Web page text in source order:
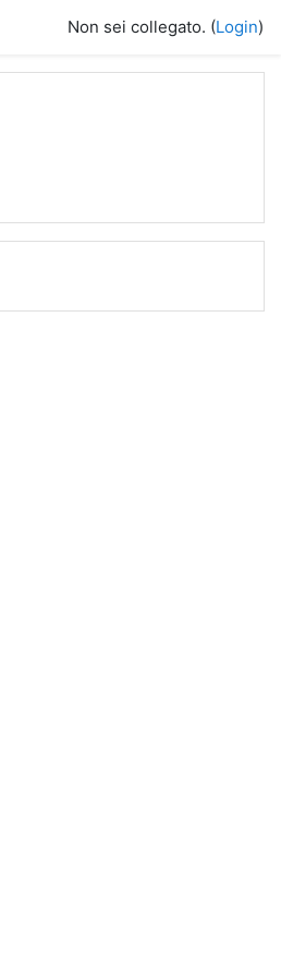
Non sei collegato. (Login)